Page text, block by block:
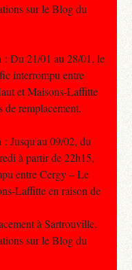
sur le Blog du
: Du 21/01 au 28/01, le
interrompu entre
et Maisons-Laffitte
remplacement.
: Jusqu'au 09/02, du
à partir de 22h15,
entre Cergy – Le
Laffitte en raison de
à Sartrouville.
sur le Blog du